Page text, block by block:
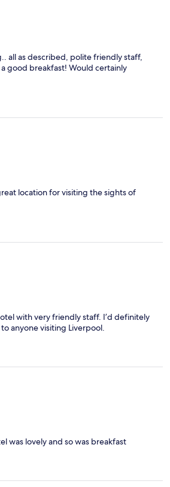
all as described, polite friendly staff,
good breakfast! Would certainly
location for visiting the sights of
with very friendly staff. I’d definitely
anyone visiting Liverpool.
was lovely and so was breakfast